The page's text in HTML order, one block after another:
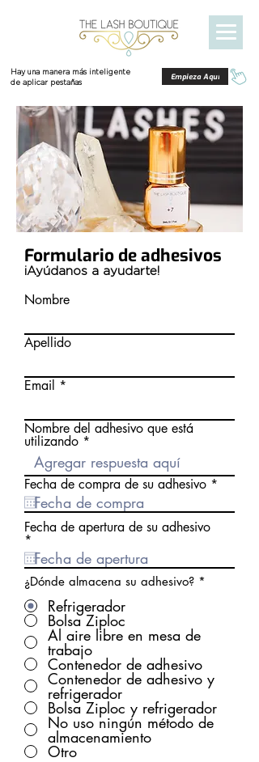
Hay una manera más inteligente
de aplicar pestañas
Empieza Aquí
Formulario de adhesivos
¡Ayúdanos a ayudarte!
Nombre
Apellido
Email
Nombre del adhesivo que está
utilizando
Fecha de compra de su adhesivo *
q
d
Fecha de apertura de su adhesivo
*
e
q
u
i
r
e
d
¿Dónde almacena su adhesivo? *
Refrigerador
Bolsa Ziploc
Al aire libre en mesa de
trabajo
Contenedor de adhesivo
Contenedor de adhesivo y
refrigerador
Bolsa Ziploc y refrigerador
No uso ningún método de
almacenamiento
Otro